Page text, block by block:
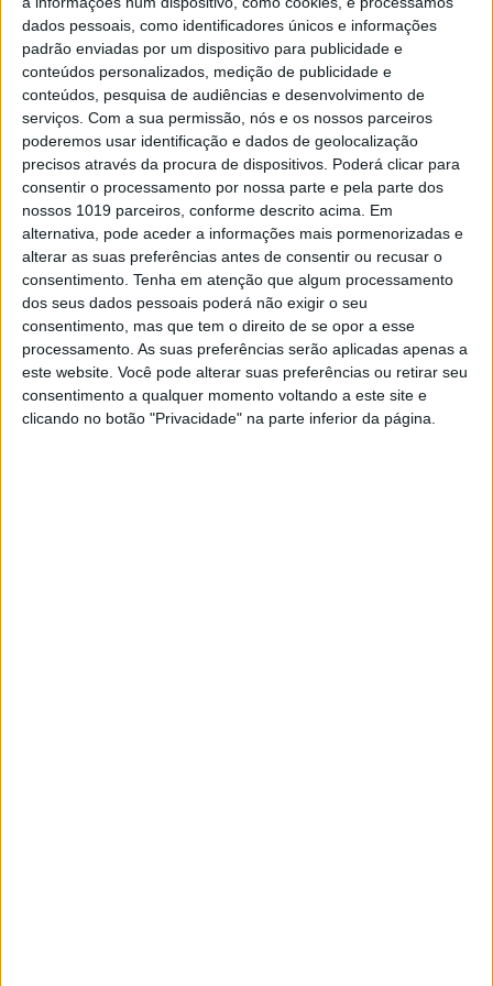
dados pessoais, como identificadores únicos e informações
padrão enviadas por um dispositivo para publicidade e
conteúdos personalizados, medição de publicidade e
conteúdos, pesquisa de audiências e desenvolvimento de
serviços. Com a sua permissão, nós e os nossos parceiros
poderemos usar identificação e dados de geolocalização
precisos através da procura de dispositivos. Poderá clicar para
consentir o processamento por nossa parte e pela parte dos
nossos 1019 parceiros, conforme descrito acima. Em
alternativa, pode aceder a informações mais pormenorizadas e
alterar as suas preferências antes de consentir ou recusar o
consentimento. Tenha em atenção que algum processamento
dos seus dados pessoais poderá não exigir o seu
consentimento, mas que tem o direito de se opor a esse
processamento. As suas preferências serão aplicadas apenas a
este website. Você pode alterar suas preferências ou retirar seu
consentimento a qualquer momento voltando a este site e
clicando no botão "Privacidade" na parte inferior da página.
das ruas de Mouzinho da Silveira e de S. João,
indo o rio desaguar nas águas do Douro mesmo
defronte da praça da Ribeira
HISTÓRIAS PORTUENSES
Os abadessados
No sítio onde está agora a centenária Estação de